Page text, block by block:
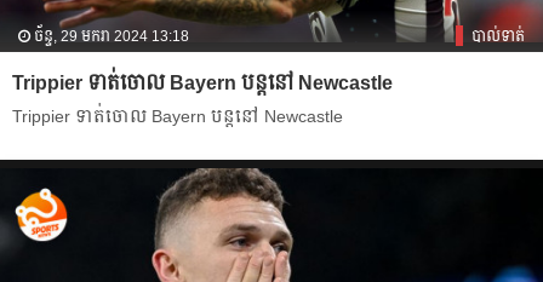
ច័ន្ទ, 29 មករា 2024 13:18 បាល់ទាត់
Trippier ទាត់​ចោល​ Bayern បន្ត​នៅ​ Newcastle
Trippier ទាត់​ចោល​ Bayern បន្ត​នៅ​ Newcastle